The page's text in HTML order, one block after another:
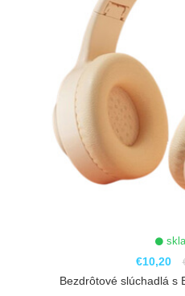
€10,20
Bezdrôtové slúchadlá s